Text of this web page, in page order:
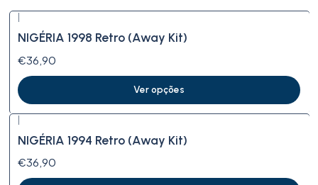
NIGÉRIA 1998 Retro (Away Kit)
€36,90
Ver opções
|
NIGÉRIA 1994 Retro (Away Kit)
€36,90